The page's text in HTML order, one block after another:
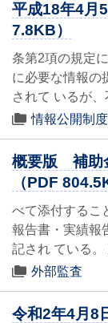
平成18年4月
7.8KB）
条第2項の規定
に必要な情報の
されて いるが
情報公開制度
概要版 補助
（PDF
べて添付するこ
報告書・実績報
記され ている
外部監査
令和2年4月8